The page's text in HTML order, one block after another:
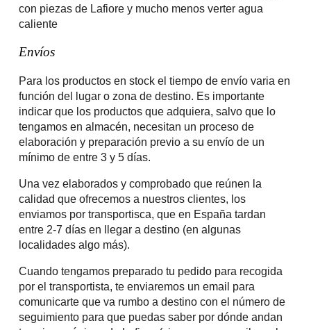
con piezas de Lafiore y mucho menos verter agua
caliente
Envíos
Para los productos en stock el tiempo de envío varia en
función del lugar o zona de destino. Es importante
indicar que los productos que adquiera, salvo que lo
tengamos en almacén, necesitan un proceso de
elaboración y preparación previo a su envío de un
mínimo de entre 3 y 5 días.
Una vez elaborados y comprobado que reúnen la
calidad que ofrecemos a nuestros clientes, los
enviamos por transportisca, que en España tardan
entre 2-7 días en llegar a destino (en algunas
localidades algo más).
Cuando tengamos preparado tu pedido para recogida
por el transportista, te enviaremos un email para
comunicarte que va rumbo a destino con el número de
seguimiento para que puedas saber por dónde andan